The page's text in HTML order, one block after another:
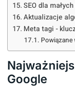
SEO dla
Aktualizacje
Meta tagi -
Powiązane
Google